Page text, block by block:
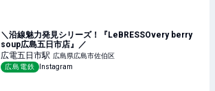
＼沿線魅力発見シリーズ！『LeBRESSOvery berry
soup広島五日市店』／
広電五日市駅 広島県広島市佐伯区
広島電鉄
Instagram